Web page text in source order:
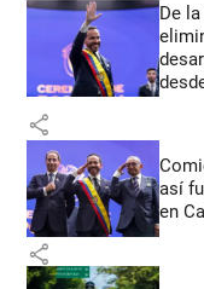
De
share
así
en
share